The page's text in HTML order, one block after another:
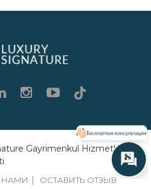
Gayrimenkul Hizmetleri
НАМИ ОСТАВИТЬ ОТЗЫВ